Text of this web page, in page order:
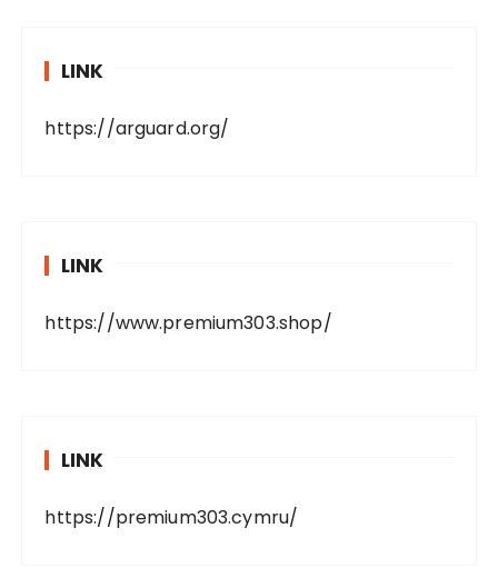
LINK
https://arguard.org/
LINK
https://www.premium303.shop/
LINK
https://premium303.cymru/